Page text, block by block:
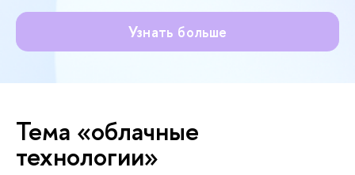
Узнать больше
Тема «облачные
технологии»